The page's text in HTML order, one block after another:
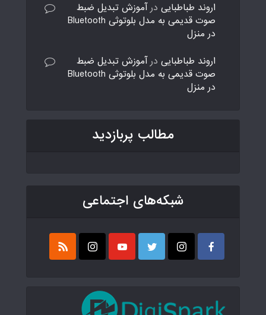
اروند طباطبایی در آموزش تبدیل ضبط
صوت قدیمی به مدل بلوتوثی Bluetooth
در منزل
اروند طباطبایی در آموزش تبدیل ضبط
صوت قدیمی به مدل بلوتوثی Bluetooth
در منزل
مطالب پربازدید
شبکه‌های اجتماعی